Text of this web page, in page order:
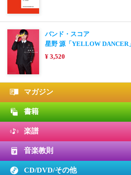
バンド・スコア
星野 源「YELLOW DANCER」
¥ 3,520
マガジン
書籍
楽譜
音楽教則
CD/DVD/その他